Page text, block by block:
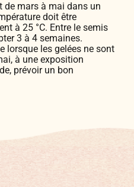
de mars à mai dans un
doit être
à 25 °C. Entre le semis
3 à 4 semaines.
lorsque les gelées ne sont
à une exposition
prévoir un bon